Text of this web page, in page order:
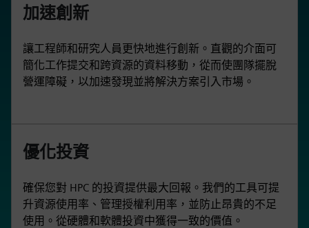
加速創新
讓工程師和研究人員更快地進行創新。直觀的介面可
簡化工作提交和跨資源的資料移動，從而使團隊擺脫
營運障礙，以加速發現並將解決方案引入市場。
優化投資
確保您對 HPC 的投資提供最大回報。我們的工具可提
升資源使用率、管理授權利用率，並防止昂貴的不足
使用。從硬體和軟體投資中獲得一致的價值。